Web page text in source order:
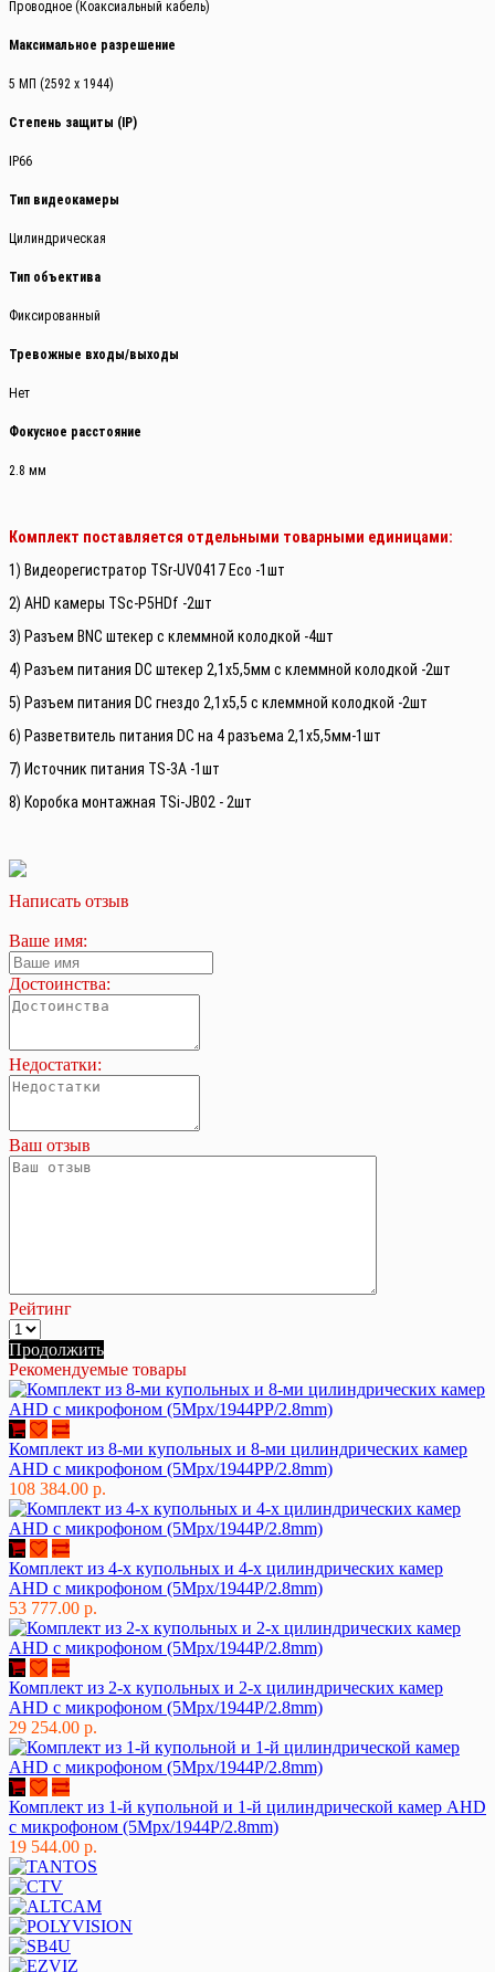
Проводное (Коаксиальный кабель)
Максимальное разрешение
5 МП (2592 x 1944)
Степень защиты (IP)
IP66
Тип видеокамеры
Цилиндрическая
Тип объектива
Фиксированный
Тревожные входы/выходы
Нет
Фокусное расстояние
2.8 мм
Комплект поставляется отдельными товарными единицами:
1) Видеорегистратор TSr-UV0417 Eco -1шт
2) AHD камеры TSc-P5HDf -2шт
3) Разъем BNC штекер с клеммной колодкой -4шт
4) Разъем питания DC штекер 2,1х5,5мм с клеммной колодкой -2шт
5) Разъем питания DC гнездо 2,1х5,5 с клеммной колодкой -2шт
6) Разветвитель питания DC на 4 разъема 2,1х5,5мм-1шт
7) Источник питания TS-3A -1шт
8) Коробка монтажная TSi-JB02 - 2шт
Написать отзыв
Ваше имя:
Достоинства:
Недостатки:
Ваш отзыв
Рейтинг
Продолжить
Рекомендуемые товары
Комплект из 8-ми купольных и 8-ми цилиндрических камер
AHD c микрофоном (5Mpx/1944PP/2.8mm)
108 384.00 р.
Комплект из 4-х купольных и 4-х цилиндрических камер
AHD c микрофоном (5Mpx/1944P/2.8mm)
53 777.00 р.
Комплект из 2-х купольных и 2-х цилиндрических камер
AHD c микрофоном (5Mpx/1944P/2.8mm)
29 254.00 р.
Комплект из 1-й купольной и 1-й цилиндрической камер AHD
c микрофоном (5Mpx/1944P/2.8mm)
19 544.00 р.